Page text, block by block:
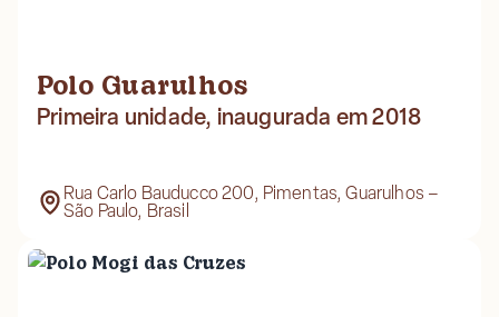
Polo Guarulhos
Primeira unidade, inaugurada em 2018
Rua Carlo Bauducco 200, Pimentas, Guarulhos –
São Paulo, Brasil